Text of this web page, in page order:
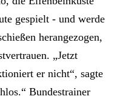
gespielt - und werde
herangezogen,
„Jetzt
er nicht“, sagte
Bundestrainer